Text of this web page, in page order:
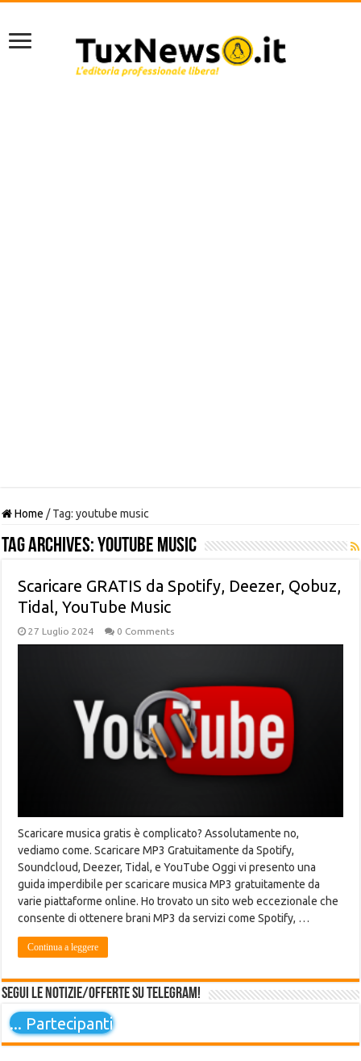
Home / Tag:youtube music
Tag Archives:youtube music
Scaricare GRATIS da Spotify, Deezer, Qobuz,
Tidal, YouTube Music
27 Luglio 2024 0 Comments
Scaricare musica gratis è complicato? Assolutamente no,
vediamo come. Scaricare MP3 Gratuitamente da Spotify,
Soundcloud, Deezer, Tidal, e YouTube Oggi vi presento una
guida imperdibile per scaricare musica MP3 gratuitamente da
varie piattaforme online. Ho trovato un sito web eccezionale che
consente di ottenere brani MP3 da servizi come Spotify, …
Continua a leggere
Segui le notizie/offerte su Telegram!
... Partecipanti